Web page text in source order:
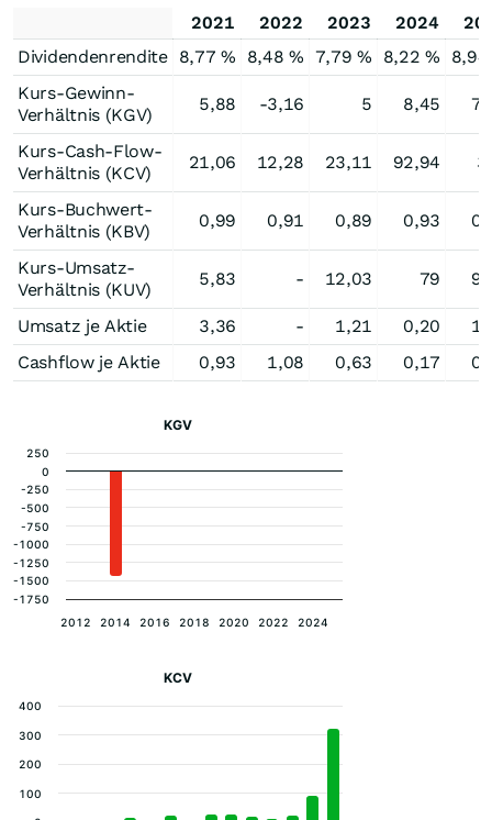
2021 2022 2023 2024
Dividendenrendite 8,77 % 8,48 % 7,79 % 8,22 %
8,94
Kurs-Gewinn-
Verhältnis (KGV)
5,88 -3,16 5 8,45
Kurs-Cash-Flow-
Verhältnis (KCV)
21,06 12,28 23,11 92,94
Kurs-Buchwert-
Verhältnis (KBV)
0,99 0,91 0,89 0,93
Kurs-Umsatz-
Verhältnis (KUV)
5,83 - 12,03 79
Umsatz je Aktie 3,36 - 1,21 0,20
Cashflow je Aktie
0,93 1,08 0,63 0,17
KGV
2012 2014 2016 2018 2020 2022 2024
-1750
-1500
-1250
-1000
-750
-500
-250
0
250
KCV
100
200
300
400